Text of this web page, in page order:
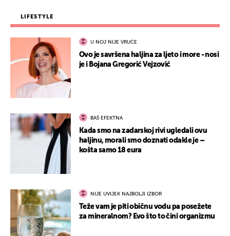
LIFESTYLE
U NOJ NIJE VRUĆE
Ovo je savršena haljina za ljeto i more - nosi
je i Bojana Gregorić Vejzović
BAŠ EFEKTNA
Kada smo na zadarskoj rivi ugledali ovu
haljinu, morali smo doznati odakle je –
košta samo 18 eura
NIJE UVIJEK NAJBOLJI IZBOR
Teže vam je piti običnu vodu pa posežete
za mineralnom? Evo što to čini organizmu